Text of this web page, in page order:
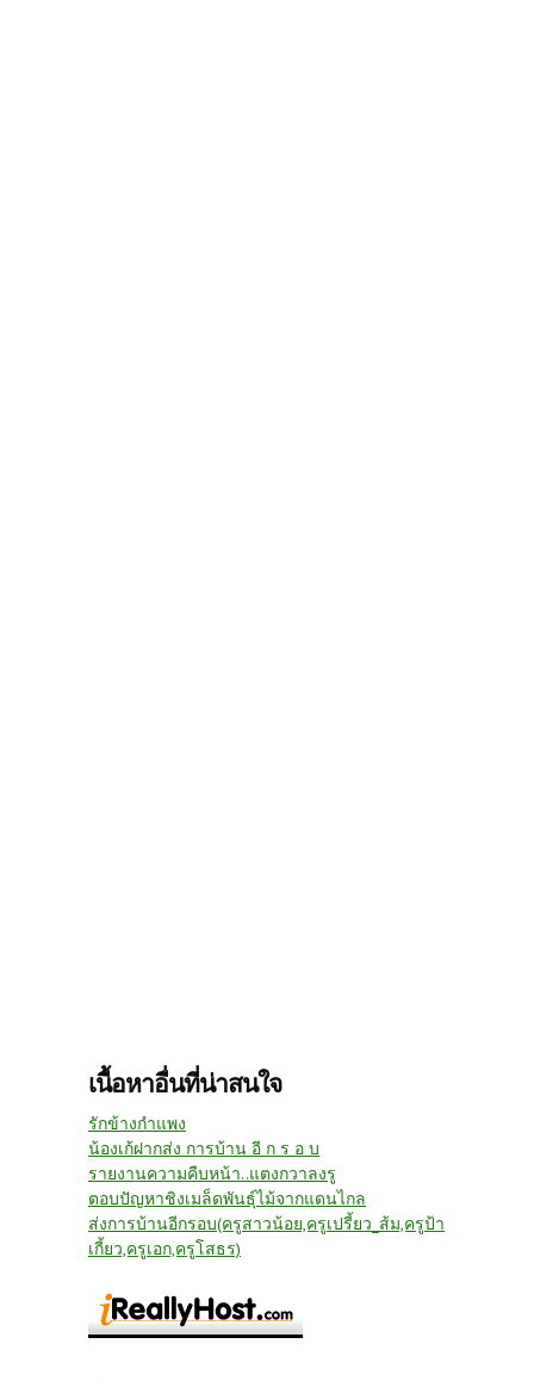
เนื้อหาอื่นที่น่าสนใจ
รักข้างกำแพง
น้องเก้ฝากส่ง การบ้าน อี ก ร อ บ
รายงานความคืบหน้า..แตงกวาลงรู
ตอบปัญหาชิงเมล็ดพันธุ์ไม้จากแดนไกล
ส่งการบ้านอีกรอบ(ครูสาวน้อย,ครูเปรี้ยว_ส้ม,ครูป้า
เกี้ยว,ครูเอก,ครูโสธร)